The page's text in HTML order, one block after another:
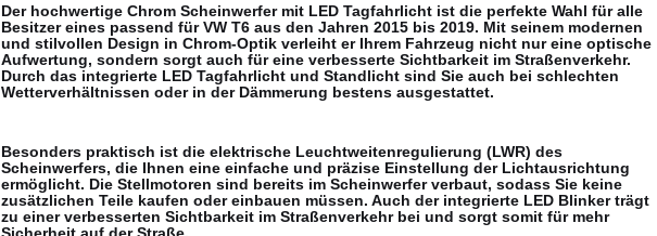
Der hochwertige Chrom Scheinwerfer mit LED Tagfahrlicht ist die perfekte Wahl für alle
Besitzer eines passend für VW T6 aus den Jahren 2015 bis 2019. Mit seinem modernen
und stilvollen Design in Chrom-Optik verleiht er Ihrem Fahrzeug nicht nur eine optische
Aufwertung, sondern sorgt auch für eine verbesserte Sichtbarkeit im Straßenverkehr.
Durch das integrierte LED Tagfahrlicht und Standlicht sind Sie auch bei schlechten
Wetterverhältnissen oder in der Dämmerung bestens ausgestattet.
Besonders praktisch ist die elektrische Leuchtweitenregulierung (LWR) des
Scheinwerfers, die Ihnen eine einfache und präzise Einstellung der Lichtausrichtung
ermöglicht. Die Stellmotoren sind bereits im Scheinwerfer verbaut, sodass Sie keine
zusätzlichen Teile kaufen oder einbauen müssen. Auch der integrierte LED Blinker trägt
zu einer verbesserten Sichtbarkeit im Straßenverkehr bei und sorgt somit für mehr
Sicherheit auf der Straße.